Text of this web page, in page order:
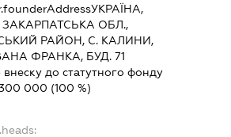
УКРАЇНА,
ЗАКАРПАТСЬКА ОБЛ.,
РАЙОН, С. КАЛИНИ,
ФРАНКА, БУД. 71
внеску до статутного фонду
000 (100 %)